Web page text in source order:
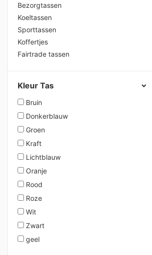
Bezorgtassen
Koeltassen
Sporttassen
Koffertjes
Fairtrade tassen
Kleur Tas
Bruin
Donkerblauw
Groen
Kraft
Lichtblauw
Oranje
Rood
Roze
Wit
Zwart
geel